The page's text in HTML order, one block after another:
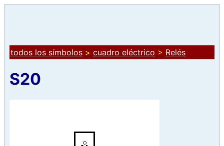
todos los símbolos > cuadro eléctrico > Relés
S20